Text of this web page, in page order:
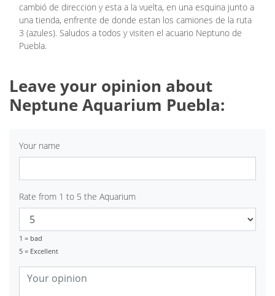
cambió de direccion y esta a la vuelta, en una esquina junto a
una tienda, enfrente de donde estan los camiones de la ruta
3 (azules). Saludos a todos y visiten el acuario Neptuno de
Puebla.
Leave your opinion about
Neptune Aquarium Puebla:
Your name
Rate from 1 to 5 the Aquarium
1 = bad
5 = Excellent